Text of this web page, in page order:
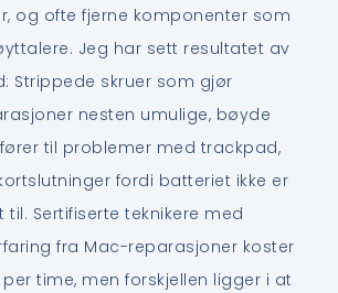
og ofte fjerne komponenter som
Jeg har sett resultatet av
Strippede skruer som gjør
nesten umulige, bøyde
til problemer med trackpad,
fordi batteriet ikke er
Sertifiserte teknikere med
fra Mac-reparasjoner koster
time, men forskjellen ligger i at